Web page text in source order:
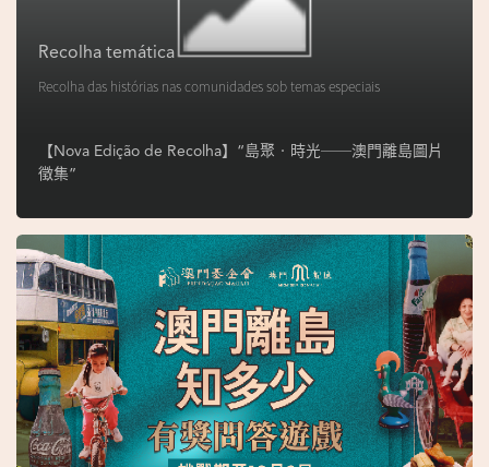
o
吳
榮
恪
Recolha temática
Recolha das histórias nas comunidades sob temas especiais
【Nova Edição de Recolha】“島聚‧時光──澳門離島圖片
徵集”